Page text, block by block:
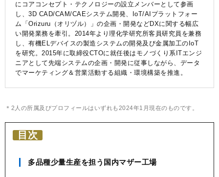
にコアコンセプト・テクノロジーの設立メンバーとして参画
し、3D CAD/CAM/CAEシステム開発、IoT/AIプラットフォー
ム「Orizuru（オリヅル）」の企画・開発などDXに関する幅広
い開発業務を牽引。2014年より理化学研究所客員研究員を兼務
し、有機ELデバイスの製造システムの開発及び金属加工のIoT
を研究。2015年に取締役CTOに就任後はモノづくり系ITエンジ
ニアとして先端システムの企画・開発に従事しながら、データ
でマーケティング＆営業活動する組織・環境構築を推進。
＊2人の所属及びプロフィールはいずれも2024年1月現在のものです。
目次
多品種少量生産を担う国内マザー工場